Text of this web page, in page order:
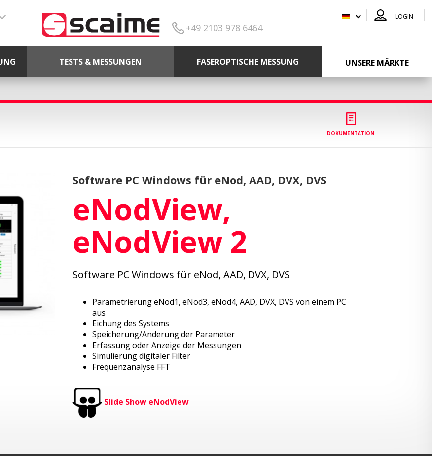
+49 2103 978 6464
LOGIN
TESTS & MESSUNGEN FASEROPTISCHE MESSUNG UNSERE MÄRKTE
DOKUMENTATION
Software PC Windows für eNod, AAD, DVX, DVS
eNodView,
eNodView 2
Software PC Windows für eNod, AAD, DVX, DVS
Parametrierung eNod1, eNod3, eNod4, AAD, DVX, DVS von einem PC
aus
Eichung des Systems
Speicherung/Änderung der Parameter
Erfassung oder Anzeige der Messungen
Simulierung digitaler Filter
Frequenzanalyse FFT
Slide Show eNodView